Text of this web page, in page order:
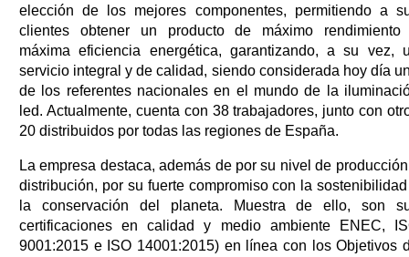
elección de los mejores componentes, permitiendo a
clientes obtener un producto de máximo rendimiento
máxima eficiencia energética, garantizando, a su vez,
servicio integral y de calidad, siendo considerada hoy día
de los referentes nacionales en el mundo de la
led. Actualmente, cuenta con 38 trabajadores, junto con
20 distribuidos por todas las regiones de España.
La empresa destaca, además de por su nivel de
distribución, por su fuerte compromiso con la
la conservación del planeta. Muestra de ello, son
certificaciones en calidad y medio ambiente ENEC,
9001:2015 e ISO 14001:2015) en línea con los Objetivos